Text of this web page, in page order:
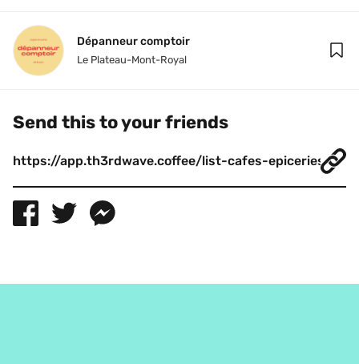
Dépanneur comptoir
Le Plateau-Mont-Royal
Send this to your friends